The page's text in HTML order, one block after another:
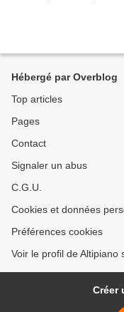
Hébergé par Overblog
Top articles
Pages
Contact
Signaler un abus
C.G.U.
Cookies et données
Préférences cookies
Voir le profil de Altipiano
Créer